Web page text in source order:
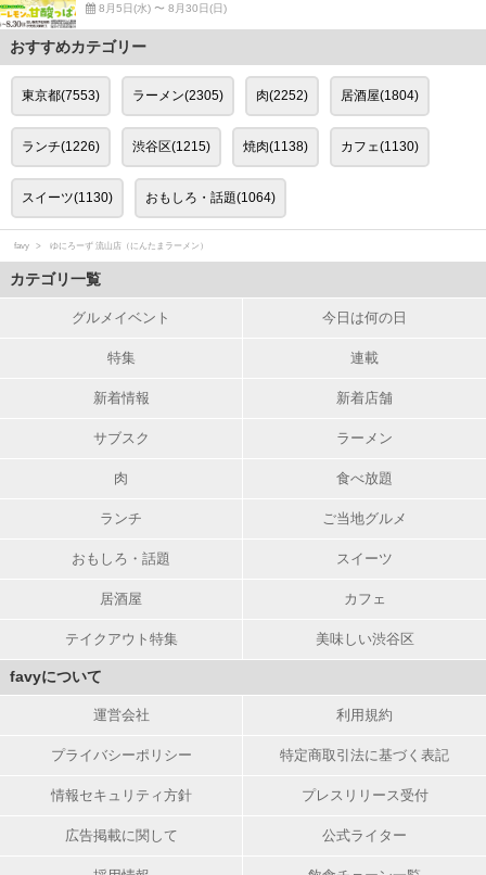
8月5日(水) 〜 8月30日(日)
おすすめカテゴリー
東京都(7553) ラーメン(2305) 肉(2252) 居酒屋(1804)
ランチ(1226) 渋谷区(1215) 焼肉(1138) カフェ(1130)
スイーツ(1130) おもしろ・話題(1064)
favy ゆにろーず 流山店（にんたまラーメン）
カテゴリ一覧
グルメイベント 今日は何の日
特集 連載
新着情報 新着店舗
サブスク ラーメン
肉 食べ放題
ランチ ご当地グルメ
おもしろ・話題 スイーツ
居酒屋 カフェ
テイクアウト特集 美味しい渋谷区
favyについて
運営会社 利用規約
プライバシーポリシー 特定商取引法に基づく表記
情報セキュリティ方針 プレスリリース受付
広告掲載に関して 公式ライター